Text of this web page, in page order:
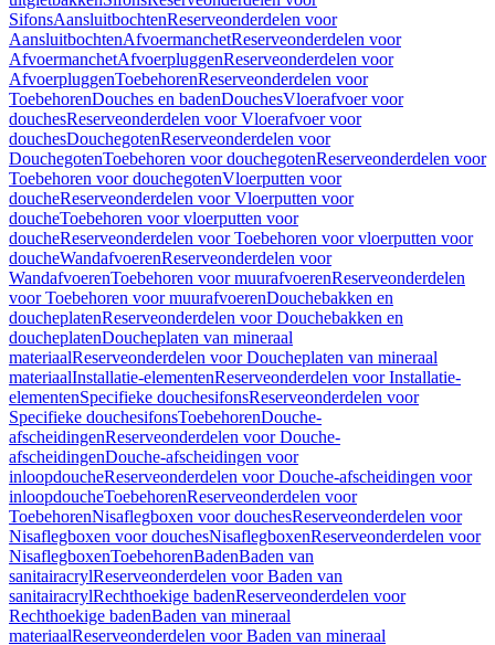
SifonsAansluitbochtenReserveonderdelen voor
AansluitbochtenAfvoermanchetReserveonderdelen voor
AfvoermanchetAfvoerpluggenReserveonderdelen voor
AfvoerpluggenToebehorenReserveonderdelen voor
ToebehorenDouches en badenDouchesVloerafvoer voor
douchesReserveonderdelen voor Vloerafvoer voor
douchesDouchegotenReserveonderdelen voor
DouchegotenToebehoren voor douchegotenReserveonderdelen voor
Toebehoren voor douchegotenVloerputten voor
doucheReserveonderdelen voor Vloerputten voor
doucheToebehoren voor vloerputten voor
doucheReserveonderdelen voor Toebehoren voor vloerputten voor
doucheWandafvoerenReserveonderdelen voor
WandafvoerenToebehoren voor muurafvoerenReserveonderdelen
voor Toebehoren voor muurafvoerenDouchebakken en
doucheplatenReserveonderdelen voor Douchebakken en
doucheplatenDoucheplaten van mineraal
materiaalReserveonderdelen voor Doucheplaten van mineraal
materiaalInstallatie-elementenReserveonderdelen voor Installatie-
elementenSpecifieke douchesifonsReserveonderdelen voor
Specifieke douchesifonsToebehorenDouche-
afscheidingenReserveonderdelen voor Douche-
afscheidingenDouche-afscheidingen voor
inloopdoucheReserveonderdelen voor Douche-afscheidingen voor
inloopdoucheToebehorenReserveonderdelen voor
ToebehorenNisaflegboxen voor douchesReserveonderdelen voor
Nisaflegboxen voor douchesNisaflegboxenReserveonderdelen voor
NisaflegboxenToebehorenBadenBaden van
sanitairacrylReserveonderdelen voor Baden van
sanitairacrylRechthoekige badenReserveonderdelen voor
Rechthoekige badenBaden van mineraal
materiaalReserveonderdelen voor Baden van mineraal